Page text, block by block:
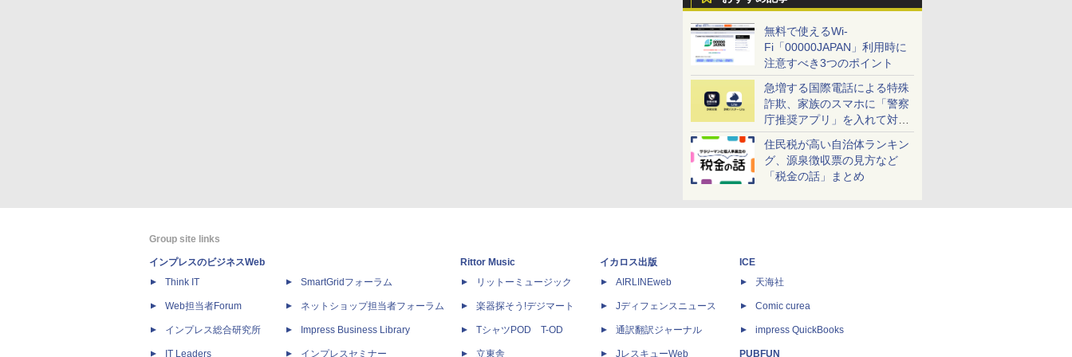
無料で使えるWi-
Fi「00000JAPAN」利用時に
注意すべき3つのポイント
急増する国際電話による特殊
詐欺、家族のスマホに「警察
庁推奨アプリ」を入れて対策
しよう！
住民税が高い自治体ランキン
グ、源泉徴収票の見方など
「税金の話」まとめ
Group site links
インプレスのビジネスWeb
Think IT
Web担当者Forum
インプレス総合研究所
IT Leaders
SmartGridフォーラム
ネットショップ担当者フォーラム
Impress Business Library
インプレスセミナー
Rittor Music
リットーミュージック
楽器探そう!デジマート
TシャツPOD T-OD
立東舎
イカロス出版
AIRLINEweb
Jディフェンスニュース
通訳翻訳ジャーナル
JレスキューWeb
ICE
天海社
Comic curea
impress QuickBooks
PUBFUN